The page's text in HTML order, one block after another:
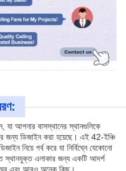
আপনার বাসস্থানের স্থানগুলিকে
জন্য ডিজাইন করা হয়েছে। এই 42-ইঞ্চি
নিয়ে গর্ব করে যা নির্বিঘ্নে যেকোনো
স্থানযুক্ত এলাকার জন্য একটি আদর্শ